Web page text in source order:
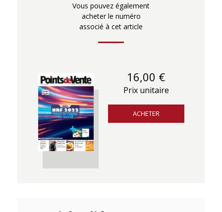
Vous pouvez également
acheter le numéro
associé à cet article
16,00 €
Prix unitaire
ACHETER